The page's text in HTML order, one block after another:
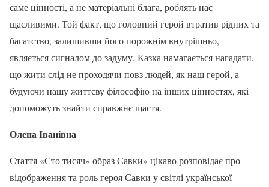
саме цінності, а не матеріальні блага, роблять нас
щасливими. Той факт, що головний герой втратив рідних та
багатство, залишивши його порожнім внутрішньо,
являється сигналом до задуму. Казка намагається нагадати,
що жити слід не проходячи повз людей, як наш герой, а
будуючи нашу життєву філософію на інших цінностях, які
допоможуть знайти справжнє щастя.
Олена Іванівна
Стаття «Сто тисяч» образ Савки» цікаво розповідає про
відображення та роль героя Савки у світлі української